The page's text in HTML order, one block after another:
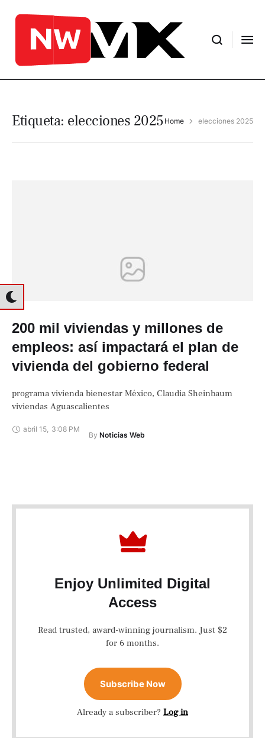
Etiqueta: elecciones 2025 Home elecciones 2025
200 mil viviendas y millones de
empleos: así impactará el plan de
vivienda del gobierno federal
programa vivienda bienestar México, Claudia Sheinbaum
viviendas Aguascalientes
abril 15, 3:08 PM
By Noticias Web
Enjoy Unlimited Digital
Access
Read trusted, award-winning journalism. Just $2
for 6 months.
Subscribe Now
Already a subscriber? Log in